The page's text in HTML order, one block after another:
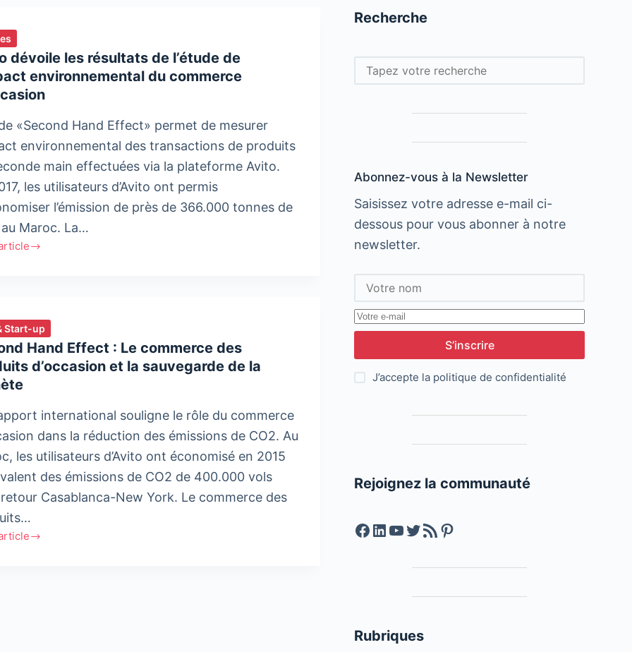
dévoile les résultats de l’étude de
environnemental du commerce
«Second Hand Effect» permet de mesurer
environnemental des transactions de produits
main effectuées via la plateforme Avito.
les utilisateurs d’Avito ont permis
l’émission de près de 366.000 tonnes de
Maroc. La…
Start-up
Hand Effect : Le commerce des
d’occasion et la sauvegarde de la
international souligne le rôle du commerce
dans la réduction des émissions de CO2. Au
les utilisateurs d’Avito ont économisé en 2015
des émissions de CO2 de 400.000 vols
Casablanca-New York. Le commerce des
Recherche
Rechercher
Abonnez-vous à la Newsletter
Saisissez votre adresse e-mail ci-
dessous pour vous abonner à notre
newsletter.
S’inscrire
J’accepte la politique de confidentialité
Rejoignez la communauté
Facebook
LinkedIn
YouTube
Twitter
Feed RSSPinterest
Rubriques